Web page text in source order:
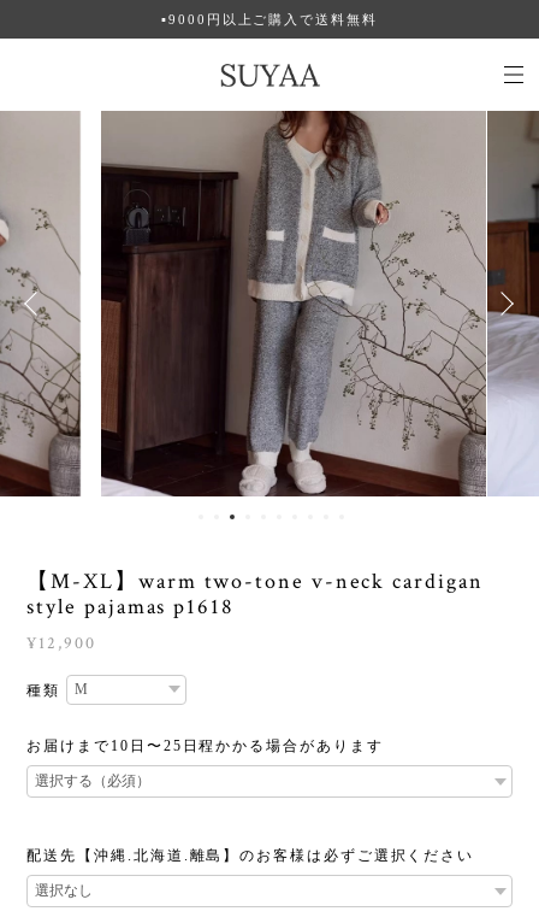
▪︎9000円以上ご購入で送料無料
【M-XL】warm two-tone v-neck cardigan
style pajamas p1618
¥12,900
種類
お届けまで10日〜25日程かかる場合があります
配送先【沖縄.北海道.離島】のお客様は必ずご選択ください